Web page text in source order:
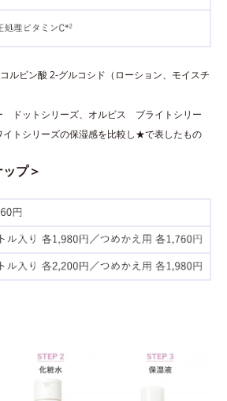
ビン酸 2-グルコシド（ローション、モイスチ
ドットシリーズ、オルビス ブライトシリー
トシリーズの保湿感を比較し★で表したもの
プ＞